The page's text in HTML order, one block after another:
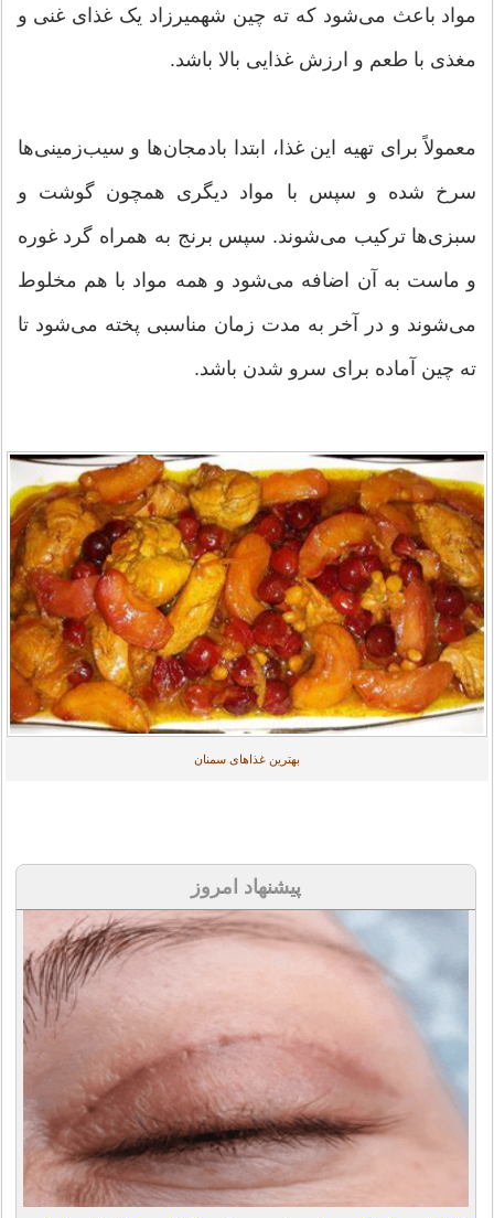
مواد باعث می‌شود که ته چین شهمیرزاد یک غذای غنی و
مغذی با طعم و ارزش غذایی بالا باشد.
معمولاً برای تهیه این غذا، ابتدا بادمجان‌ها و سیب‌زمینی‌ها
سرخ شده و سپس با مواد دیگری همچون گوشت و
سبزی‌ها ترکیب می‌شوند. سپس برنج به همراه گرد غوره
و ماست به آن اضافه می‌شود و همه مواد با هم مخلوط
می‌شوند و در آخر به مدت زمان مناسبی پخته می‌شود تا
ته چین آماده برای سرو شدن باشد.
بهترین غذاهای سمنان
پیشنهاد امروز